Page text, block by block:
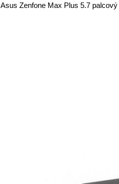
Asus Zenfone Max Plus 5.7